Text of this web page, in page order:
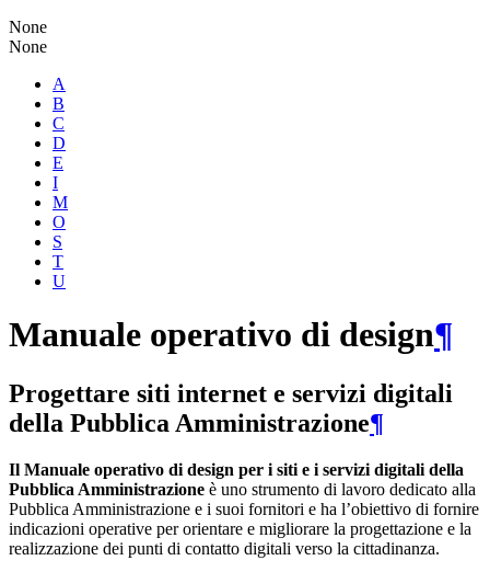
None
None
A
B
C
D
E
I
M
O
S
T
U
Manuale operativo di design¶
Progettare siti internet e servizi digitali
della Pubblica Amministrazione¶
Il Manuale operativo di design per i siti e i servizi digitali della
Pubblica Amministrazione è uno strumento di lavoro dedicato alla
Pubblica Amministrazione e i suoi fornitori e ha l’obiettivo di fornire
indicazioni operative per orientare e migliorare la progettazione e la
realizzazione dei punti di contatto digitali verso la cittadinanza.